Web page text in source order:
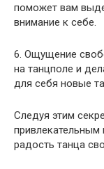
поможет вам
внимание к себе.
6. Ощущение
на танцполе и
для себя новые
Следуя этим
привлекательным
радость танца